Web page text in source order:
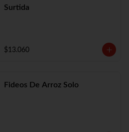
Surtida
$13.060
Fideos De Arroz Solo